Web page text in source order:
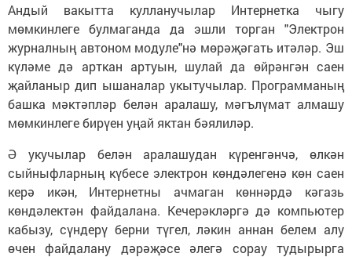
Андый вакытта кулланучылар Интернетка чыгу
мөмкинлеге булмаганда да эшли торган "Электрон
журналның автоном модуле"нә мөрәҗәгать итәләр. Эш
күләме дә арткан артуын, шулай да өйрәнгән саен
җайланыр дип ышаналар укытучылар. Программаның
башка мәктәпләр белән аралашу, мәгълүмат алмашу
мөмкинлеге бирүен уңай яктан бәялиләр.
Ә укучылар белән аралашудан күренгәнчә, өлкән
сыйныфларның күбесе электрон көндәлегенә көн саен
керә икән, Интернетны ачмаган көннәрдә кәгазь
көндәлектән файдалана. Кечерәкләргә дә компьютер
кабызу, сүндерү берни түгел, ләкин аннан белем алу
өчен файдалану дәрәҗәсе әлегә сорау тудырырга